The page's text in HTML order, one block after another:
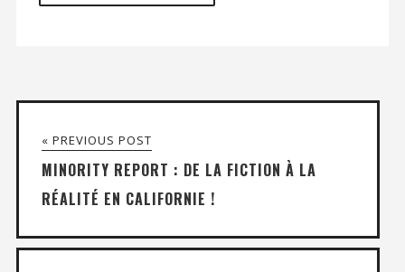
« PREVIOUS POST
MINORITY REPORT : DE LA FICTION À LA
RÉALITÉ EN CALIFORNIE !